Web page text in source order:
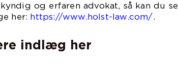
og erfaren advokat, så kan du se
her: https://www.holst-law.com/.
indlæg her